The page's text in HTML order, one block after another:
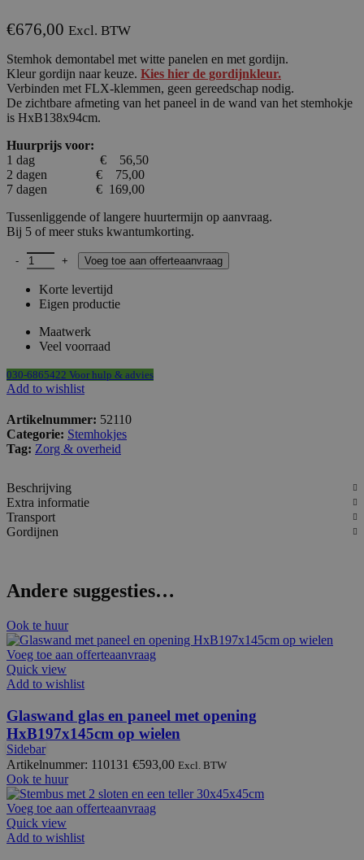
€676,00 Excl. BTW
Stemhok demontabel met witte panelen en met gordijn.
Kleur gordijn naar keuze. Kies hier de gordijnkleur.
Verbinden met FLX-klemmen, geen gereedschap nodig.
De zichtbare afmeting van het paneel in de wand van het stemhokje
is HxB138x94cm.
Huurprijs voor:
1 dag € 56,50
2 dagen € 75,00
7 dagen € 169,00
Tussenliggende of langere huurtermijn op aanvraag.
Bij 5 of meer stuks kwantumkorting.
Stemhokje demontabel wit HxBxD200x100x100cm FLX standalone
Voeg toe aan offerteaanvraag
Korte levertijd
Eigen productie
Maatwerk
Veel voorraad
030-6865422 Voor hulp & advies
Add to wishlist
Artikelnummer: 52110
Categorie: Stemhokjes
Tag: Zorg & overheid
Beschrijving
Extra informatie
Transport
Gordijnen
Andere suggesties…
Ook te huur
Voeg toe aan offerteaanvraag
Quick view
Add to wishlist
Glaswand glas en paneel met opening
HxB197x145cm op wielen
Artikelnummer: 110131 €593,00 Excl. BTW
Ook te huur
Voeg toe aan offerteaanvraag
Quick view
Add to wishlist
Sidebar